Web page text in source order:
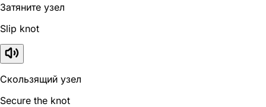
Затяните узел
Slip knot
Скользящий узел
Secure the knot